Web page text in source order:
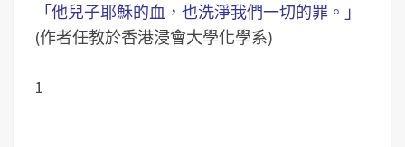
「他兒子耶穌的血，也洗淨我們一切的罪。」
(作者任教於香港浸會大學化學系)
1